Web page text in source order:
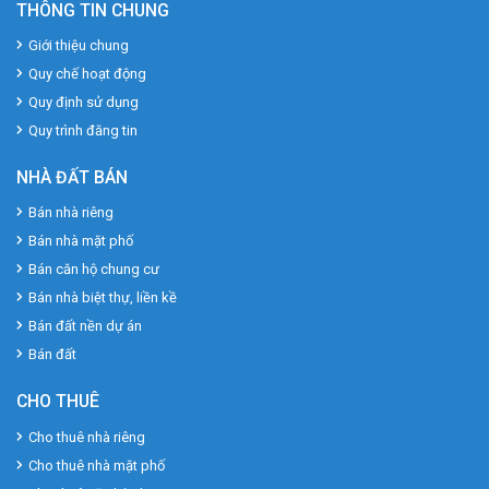
THÔNG TIN CHUNG
Giới thiệu chung
Quy chế hoạt động
Quy định sử dụng
Quy trình đăng tin
NHÀ ĐẤT BÁN
Bán nhà riêng
Bán nhà mặt phố
Bán căn hộ chung cư
Bán nhà biệt thự, liền kề
Bán đất nền dự án
Bán đất
CHO THUÊ
Cho thuê nhà riêng
Cho thuê nhà mặt phố